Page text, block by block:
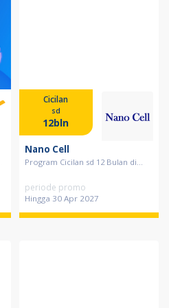
Cicilan
sd
12bln
Nano Cell
Program Cicilan sd 12 Bulan di...
periode promo
Hingga 30 Apr 2027